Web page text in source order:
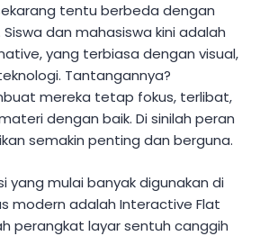
tentu berbeda dengan
dan mahasiswa kini adalah
yang terbiasa dengan visual,
Tantangannya?
mereka tetap fokus, terlibat,
dengan baik. Di sinilah peran
semakin penting dan berguna.
yang mulai banyak digunakan di
modern adalah Interactive Flat
perangkat layar sentuh canggih